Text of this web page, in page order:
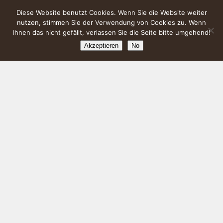
Diese Website benutzt Cookies. Wenn Sie die Website weiter
nutzen, stimmen Sie der Verwendung von Cookies zu. Wenn
Ihnen das nicht gefällt, verlassen Sie die Seite bitte umgehend!
Akzeptieren No